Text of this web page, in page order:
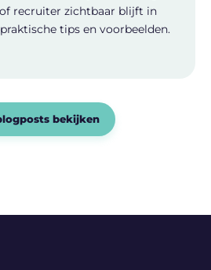
of recruiter zichtbaar blijft in
tips en voorbeelden.
bekijken